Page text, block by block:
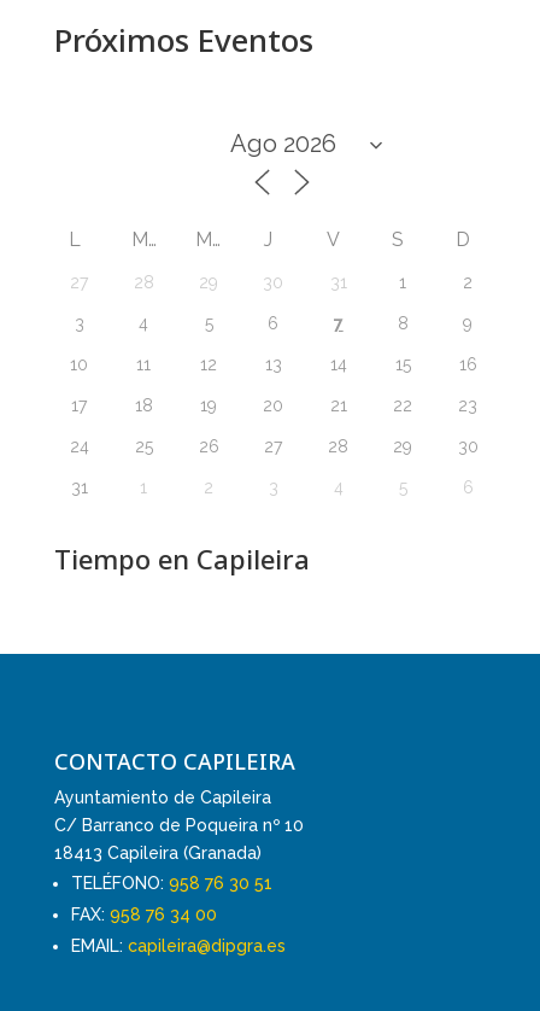
Próximos Eventos
L M M J V S D
27 28 29 30 31 1 2
3 4 5 6 7 8 9
10 11 12 13 14 15 16
17 18 19 20 21 22 23
24 25 26 27 28 29 30
31 1 2 3 4 5 6
Tiempo en Capileira
CONTACTO CAPILEIRA
Ayuntamiento de Capileira
C/ Barranco de Poqueira nº 10
18413 Capileira (Granada)
TELÉFONO: 958 76 30 51
FAX: 958 76 34 00
EMAIL: capileira@dipgra.es